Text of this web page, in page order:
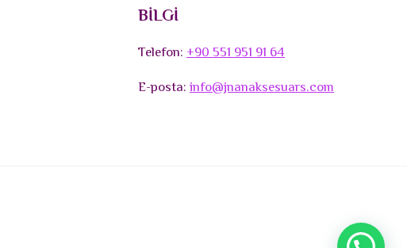
BİLGİ
Telefon:+90 551 951 91 64
E-posta:info@jnanaksesuars.com